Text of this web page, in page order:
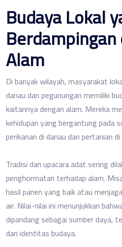
Budaya Lokal
Alam
Di banyak wilayah, masyarakat
danau dan pegunungan memiliki
kaitannya dengan alam. Mereka
kehidupan yang bergantung pada
perikanan di danau dan pertanian
Tradisi dan upacara adat sering
penghormatan terhadap alam.
hasil panen yang baik atau
air. Nilai-nilai ini menunjukkan
dipandang sebagai sumber daya,
dari identitas budaya.